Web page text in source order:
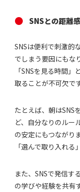
SNSとの距離
SNSは便利で刺激的
でしまう要因にもな
「SNSを見る時間
取ることが不可欠です
たとえば、朝はSNS
ど、自分なりのルー
の安定にもつながり
「選んで取り入れる
また、SNSで発信す
の学びや経験を共有